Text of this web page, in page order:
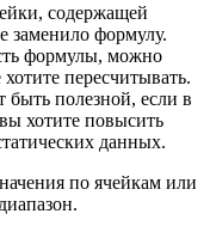
содержащей
заменило формулу.
формулы, можно
пересчитывать.
быть полезной, если в
хотите повысить
данных.
по ячейкам или